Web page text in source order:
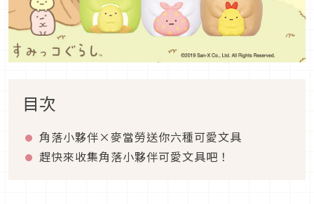
目次
角落小夥伴×麥當勞送你六種可愛文具
趕快來收集角落小夥伴可愛文具吧！